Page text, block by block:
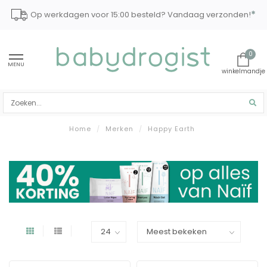
Op werkdagen voor 15:00 besteld? Vandaag verzonden!*
MENU
0
Home / Merken / Happy Earth